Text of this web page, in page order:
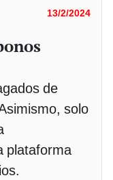
13/2/2024
de
solo
plataforma